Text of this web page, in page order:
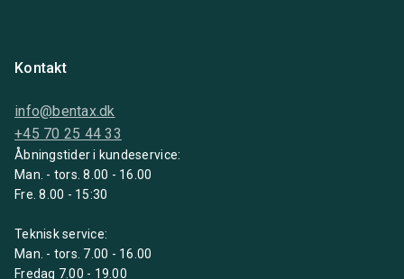
Kontakt
info@bentax.dk
+45 70 25 44 33
Åbningstider i kundeservice:
Man. - tors. 8.00 - 16.00
Fre. 8.00 - 15:30
Teknisk service:
Man. - tors. 7.00 - 16.00
Fredag 7.00 - 19.00